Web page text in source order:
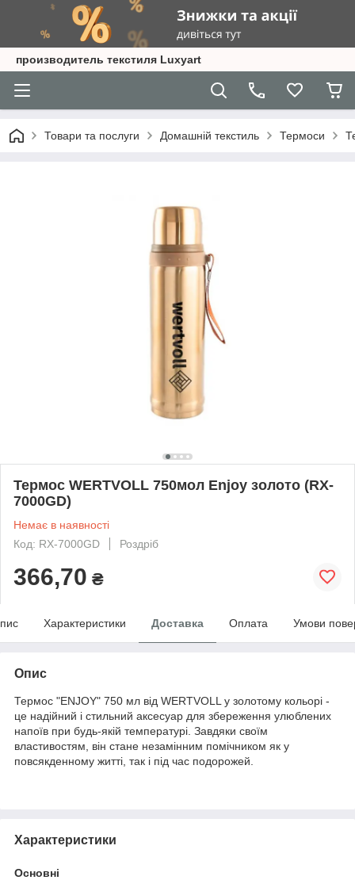
производитель текстиля Luxyart
Товари та послуги Домашній текстиль Термоси
Термос WERTVOLL 750мол Enjoy золото (RX-
7000GD)
Немає в наявності
Код: RX-7000GD
Роздріб
366,70 ₴
Характеристики Доставка Оплата Умови
Опис
Термос "ENJOY" 750 мл від WERTVOLL у золотому кольорі -
це надійний і стильний аксесуар для збереження улюблених
напоїв при будь-якій температурі. Завдяки своїм
властивостям, він стане незамінним помічником як у
повсякденному житті, так і під час подорожей.
Характеристики
Основні